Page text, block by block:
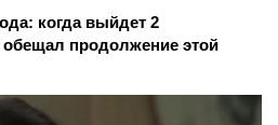
когда выйдет 2
продолжение этой